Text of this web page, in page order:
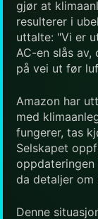
gjør at
resulterer i
uttalte: "Vi er
AC-en slås
på vei ut før
Amazon har
med
fungerer, tas
Selskapet
da detaljer om
Denne